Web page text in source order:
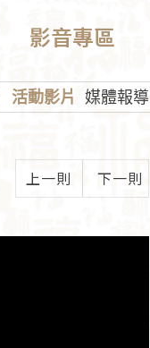
影音專區
活動影片 媒體報導
上一則 下一則